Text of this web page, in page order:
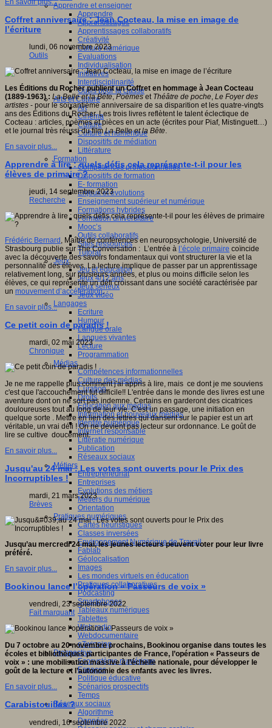
Apprendre et enseigner
Apprendre
Apprentissages
Apprentissages collaboratifs
Créativité
Culture numérique
Evaluations
Individualisation
Initiatives
Interdisciplinarité
Outils pour la classe
Arts et Culture
Art
Cinéma
Culture
Culture et numérique
Dispositifs de médiation
Littérature
Formation
Compétences professionnelles
Dispositifs de formation
E- formation
Enjeux et évolutions
Enseignement supérieur et numérique
Formations hybrides
Formation universitaire
Mooc’s
Outils collaboratifs
Sites ressources
Tutorat
Jeux
Jeu et éducation
Jeux 4/12 ans
Jeux sérieux
Jeux vidéo
Langages
Ecriture
Humour
Langue orale
Langues vivantes
Lecture
Programmation
Médias
Compétences informationnelles
Culture des médias
Curation
Droits
Education aux médias
Information et nouveaux médias
Identité numérique
Internet responsable
Littératie numérique
Publication
Réseaux sociaux
Métiers
Entrepreneuriat
Entreprises
Evolutions des métiers
Métiers du numérique
Orientation
Pratiques numériques
Cartes heuristiques
Classes inversées
Environnement Numérique de Travail
Fablab
Géolocalisation
Images
Les mondes virtuels en éducation
Pratiques collaboratives
Podcasting
Smartphones
Tableaux numériques
Tablettes
Web radio
Webdocumentaire
eTwinning
Prospective
Ecosystème numérique
Espaces
Politique éducative
Scénarios prospectifs
Temps
Réseaux sociaux
Algorithme
Données
En savoir plus...
Coffret anniversaire : Jean Cocteau, la mise en image de
l’écriture
lundi, 06 novembre 2023
Outils
Les Éditions du Rocher publient un Coffret en hommage à Jean Cocteau
(1889-1963) : La Belle et la Bête,PoèmesetThéâtre de poche, Le Foyer des
artistes - pour le soixantième anniversaire de sa disparition et les quatre-vingts
ans des Éditions du Rocher. Les trois livres reflètent le talent éclectique de
Cocteau : articles, poèmes et pièces en un acte (écrites pour Piaf, Mistinguett…)
et le journal très réussi du filmLa Belle et la Bête.
En savoir plus...
Apprendre à lire : quels défis cela représente-t-il pour les
élèves de primaire ?
jeudi, 14 septembre 2023
Recherche
Frédéric Bernard , Maître de conférences en neuropsychologie, Université de
Strasbourg publie sur The Conversation : L’entrée à l’école primaire coïncide
avec la découverte des savoirs fondamentaux qui vont structurer la vie et la
personnalité des élèves. La lecture implique de passer par un apprentissage
relativement long, sur plusieurs années, et plus ou moins difficile selon les
élèves, ce qui représente un défi croissant dans une société caractérisée par
un mouvement d’accélération.
En savoir plus...
Ce petit coin de paradis !
mardi, 02 mai 2023
Chronique
Je ne me rappelle plus comment j'ai appris à lire, mais ce dont je me souviens
c'est que l'accouchement fut difficile!! L'entrée dans le monde des livres est une
aventure dont on ne sort pas indemne. Certains en garderont des cicatrices
douloureuses tout au long de leur vie. C'est un passage, une initiation en
quelque sorte . Mettre en lien des lettres qui dansent sur le papier est un art
véritable, un vrai défi ! On ne devient pas lecteur sur ordonnance. Le goût de
lire se cultive doucement.
En savoir plus...
Jusqu'au 24 mai : Les votes sont ouverts pour le Prix des
Incorruptibles !
mardi, 21 mars 2023
Brèves
Jusqu’au mercredi 24 mai, les jeunes lecteurs peuvent voter pour leur livre
préféré.
En savoir plus...
Bookinou lance l’opération « Passeurs de voix »
vendredi, 23 septembre 2022
Fait marquant
Du 7 octobre au 20 novembre prochains, Bookinou organise dans toutes les
écoles et bibliothèques participantes de France, l’opération « Passeurs de
voix » : une mobilisation massive à l’échelle nationale, pour développer le
goût de la lecture et l’autonomie des enfants avec les livres.
En savoir plus...
Carabistouilles ?
vendredi, 16 septembre 2022